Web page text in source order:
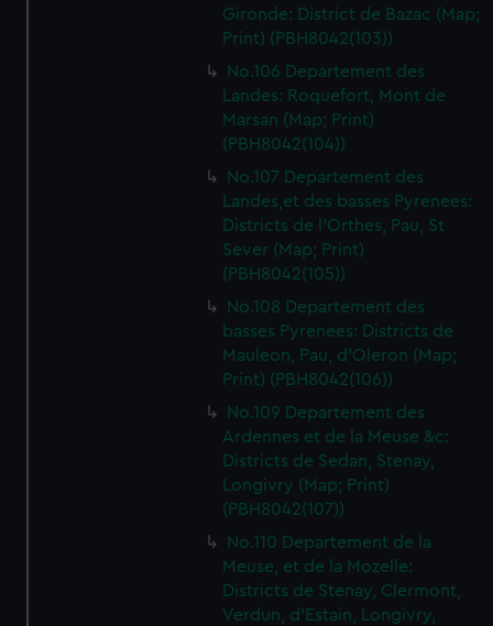
Gironde: District de Bazac (Map;
Print) (PBH8042(103))
No.106 Departement des
Landes: Roquefort, Mont de
Marsan (Map; Print)
(PBH8042(104))
No.107 Departement des
Landes,et des basses Pyrenees:
Districts de l'Orthes, Pau, St
Sever (Map; Print)
(PBH8042(105))
No.108 Departement des
basses Pyrenees: Districts de
Mauleon, Pau, d'Oleron (Map;
Print) (PBH8042(106))
No.109 Departement des
Ardennes et de la Meuse &c:
Districts de Sedan, Stenay,
Longivry (Map; Print)
(PBH8042(107))
No.110 Departement de la
Meuse, et de la Mozelle:
Districts de Stenay, Clermont,
Verdun, d'Estain, Longivry,